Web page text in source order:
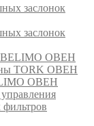
заслонок
заслонок
BELIMO ОВЕН
TORK ОВЕН
ОВЕН